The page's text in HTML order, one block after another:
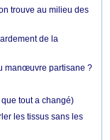
trouve au milieu des
de la
manœuvre partisane ?
tout a changé)
les tissus sans les